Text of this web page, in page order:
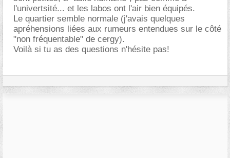
l'univertsité... et les labos ont l'air bien équipés.
Le quartier semble normale (j'avais quelques
apréhensions liées aux rumeurs entendues sur le côté
"non fréquentable" de cergy).
Voilà si tu as des questions n'hésite pas!